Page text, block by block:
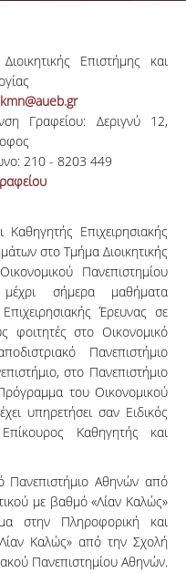
Επιστήμης και
kmn@aueb.gr
Γραφείου: Δεριγνύ 12,
210 - 8203 449
Επιχειρησιακής
στο Τμήμα Διοικητικής
Πανεπιστημίου
σήμερα μαθήματα
Έρευνας σε
φοιτητές στο Οικονομικό
Πανεπιστήμιο
στο Πανεπιστήμιο
του Οικονομικού
υπηρετήσει σαν Ειδικός
Καθηγητής και
Πανεπιστήμιο Αθηνών από
με βαθμό «Λίαν Καλώς»
στην Πληροφορική και
Καλώς» από την Σχολή
Πανεπιστημίου Αθηνών.